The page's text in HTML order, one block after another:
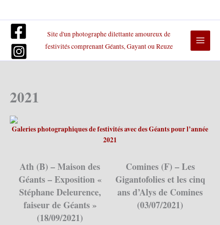
contenu
Site d'un photographe dilettante amoureux de
festivités comprenant Géants, Gayant ou Reuze
2021
Galeries photographiques de festivités avec des Géants pour l’année
2021
Ath (B) – Maison des
Géants – Exposition «
Stéphane Deleurence,
faiseur de Géants »
(18/09/2021)
Comines (F) – Les
Gigantofolies et les cinq
ans d’Alys de Comines
(03/07/2021)